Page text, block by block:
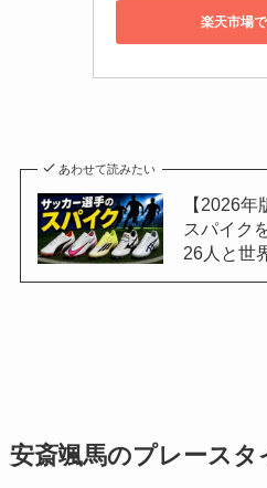
楽天市場
あわせて読みたい
【2026
スパイク
26人と世
安斎颯馬のプレースタ